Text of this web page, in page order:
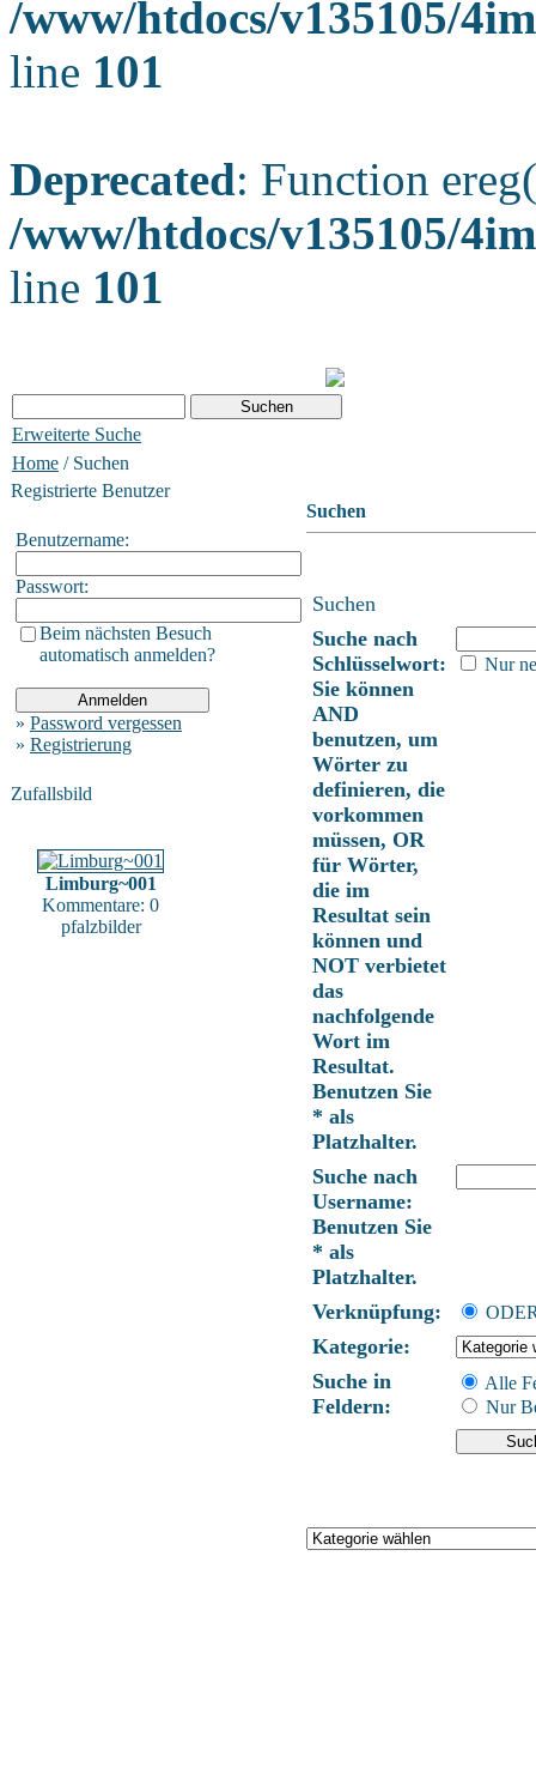
/www/htdocs/v135105/
line 101
Deprecated: Function
/www/htdocs/v135105/
line 101
Erweiterte Suche
Home / Suchen
Registrierte Benutzer
Benutzername:
Passwort:
Beim nächsten Besuch
automatisch anmelden?
» Password vergessen
» Registrierung
Zufallsbild
Limburg~001
Kommentare: 0
pfalzbilder
Suchen
Suchen
Suche nach
Schlüsselwort:
Sie können
AND
benutzen, um
Wörter zu
definieren, die
vorkommen
müssen, OR
für Wörter,
die im
Resultat sein
können und
NOT verbietet
das
nachfolgende
Wort im
Resultat.
Benutzen Sie
* als
Platzhalter.
Nur
Suche nach
Username:
Benutzen Sie
* als
Platzhalter.
Verknüpfung:
Kategorie:
Suche in
Feldern:
Alle
Nur